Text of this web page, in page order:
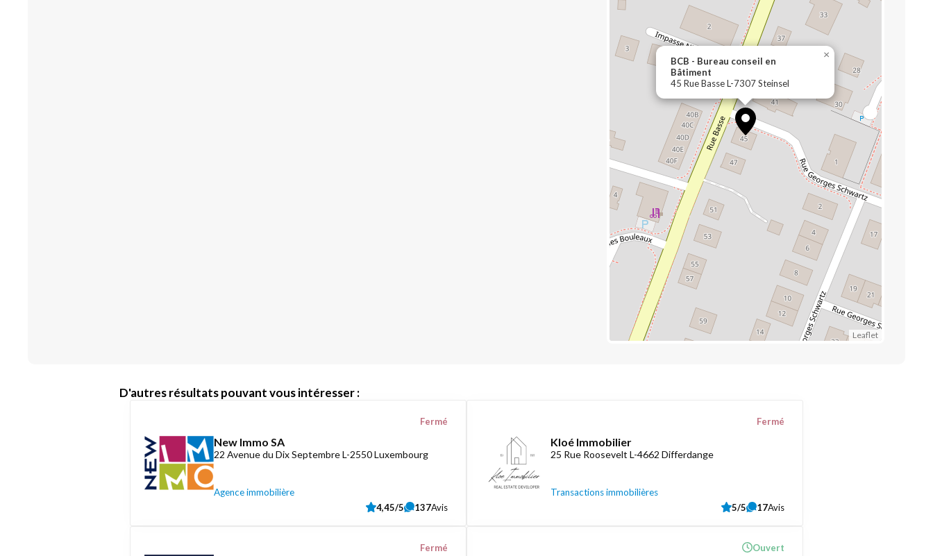
BCB - Bureau conseil en
Bâtiment
45 Rue Basse L-7307 Steinsel
×
Leaflet
D'autres résultats pouvant vous intéresser :
New Immo SA
22 Avenue du Dix Septembre L-2550 Luxembourg
Agence immobilière
Fermé
4,45/5 137Avis
Kloé Immobilier
25 Rue Roosevelt L-4662 Differdange
Transactions immobilières
Fermé
5/5 17Avis
Fermé Ouvert